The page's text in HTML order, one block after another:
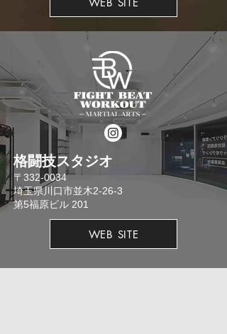
格闘技スタジオ
​〒332-0034
埼玉県川口市並木2-26-3
​第5福原ビル 201
WEB SITE